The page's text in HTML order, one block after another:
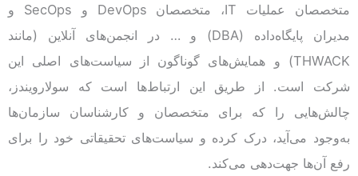
متخصصان عملیات IT، متخصصان DevOps و SecOps و
مدیران پایگاه‌داده (DBA) و … در انجمن‌های آنلاین (مانند
THWACK) و همایش‌های گوناگون از سیاست‌های اصلی این
شرکت است. از طریق این ارتباط‌ها است که سولارویندز،
چالش‌هایی را که برای متخصصان و کارشناسان سازمان‌ها
به‌وجود می‌آید، درک کرده و سیاست‌های تحقیقاتی خود را برای
رفع آن‌ها جهت‌دهی می‌کند.